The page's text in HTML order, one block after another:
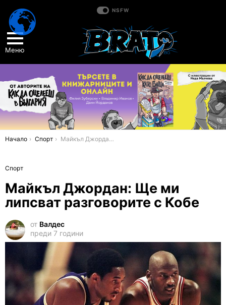
NSFW
Меню
You are here:
Начало Спорт Майкъл Джордан: Ще ми липсват разговорите с Кобе
Спорт
Майкъл Джордан: Ще ми
липсват разговорите с Кобе
от Валдес
преди 7 години